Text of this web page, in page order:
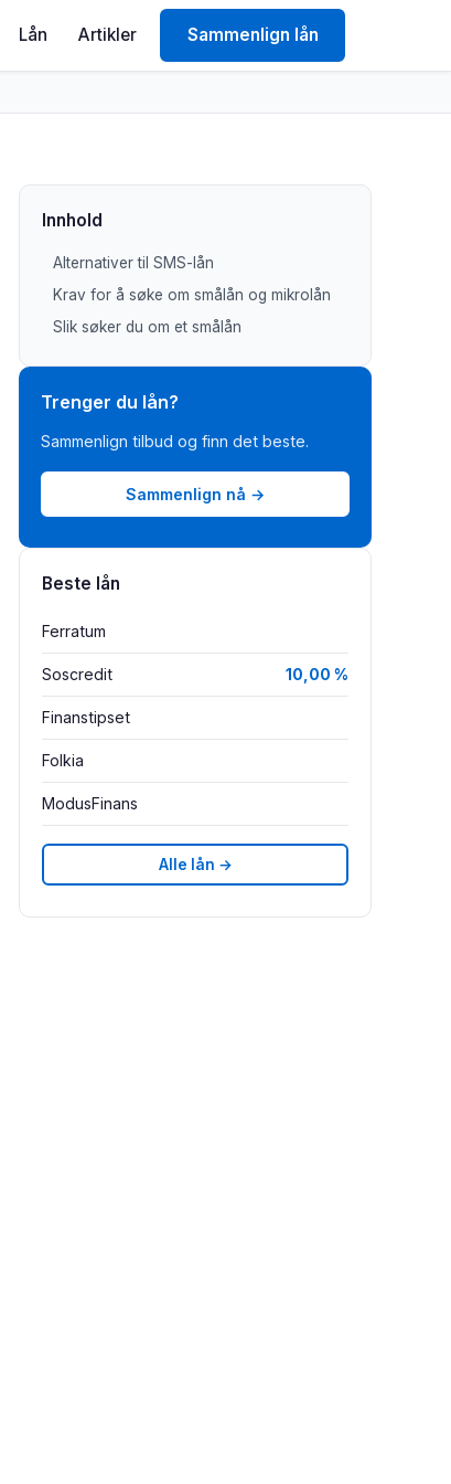
Lån Artikler Sammenlign lån
Innhold
Alternativer til SMS-lån
Krav for å søke om smålån og mikrolån
Slik søker du om et smålån
Trenger du lån?
Sammenlign tilbud og finn det beste.
Sammenlign nå →
Beste lån
Ferratum
Soscredit 10,00 %
Finanstipset
Folkia
ModusFinans
Alle lån →